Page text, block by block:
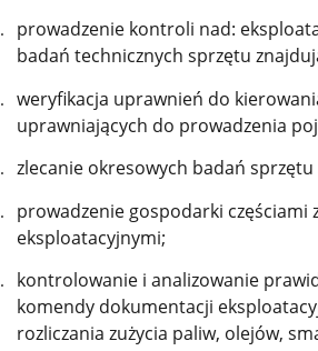
prowadzenie kontroli nad:
badań technicznych sprzętu
weryfikacja uprawnień do
uprawniających do prowadzenia
zlecanie okresowych badań
prowadzenie gospodarki
eksploatacyjnymi;
kontrolowanie i analizowanie
komendy dokumentacji
rozliczania zużycia paliw, olejów,